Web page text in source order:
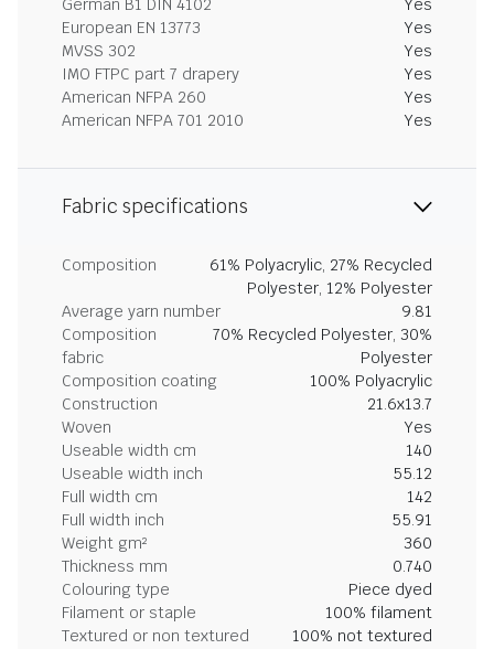
German B1 DIN 4102
Yes
European EN 13773
Yes
MVSS 302
Yes
IMO FTPC part 7 drapery
Yes
American NFPA 260
Yes
American NFPA 701 2010
Yes
Fabric specifications
Composition
61% Polyacrylic, 27% Recycled
Polyester, 12% Polyester
Average yarn number
9.81
Composition
fabric
70% Recycled Polyester, 30%
Polyester
Composition coating
100% Polyacrylic
Construction
21.6x13.7
Woven
Yes
Useable width cm
140
Useable width inch
55.12
Full width cm
142
Full width inch
55.91
Weight gm²
360
Thickness mm
0.740
Colouring type
Piece dyed
Filament or staple
100% filament
Textured or non textured
100% not textured